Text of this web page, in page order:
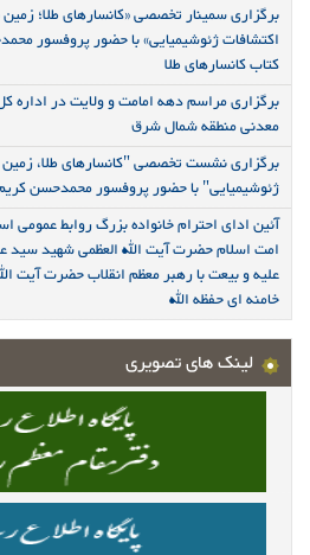
برگزاری سمینار تخصصی «کانسارهای طلا؛
اکتشافات ژئوشیمیایی» با حضور پروفسور
کتاب کانسارهای طلا
برگزاری مراسم دهه امامت و ولایت در اداره
معدنی منطقه شمال شرق
برگزاری نشست تخصصی "کانسارهای طلا، زمین
ژئوشیمیایی" با حضور پروفسور محمدحسن
آئین ادای احترام خانواده بزرگ روابط عمومی
امت اسلام حضرت آیت الله العظمی شهید سید
علیه و بیعت با رهبر معظم انقلاب حضرت آیت
خامنه ای حفظه الله
لینک های تصویری